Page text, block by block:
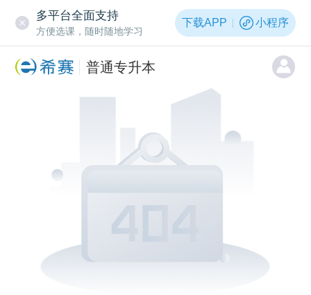
多平台全面支持
方便选课，随时随地学习
下载APP 小程序
普通专升本